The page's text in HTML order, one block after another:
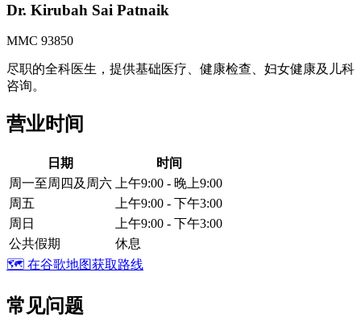
Dr. Kirubah Sai Patnaik
MMC 93850
尽职的全科医生，提供基础医疗、健康检查、妇女健康及儿科
咨询。
营业时间
日期
时间
周一至周四及周六
上午9:00 - 晚上9:00
周五
上午9:00 - 下午3:00
周日
上午9:00 - 下午3:00
公共假期
休息
🗺️ 在谷歌地图获取路线
常见问题